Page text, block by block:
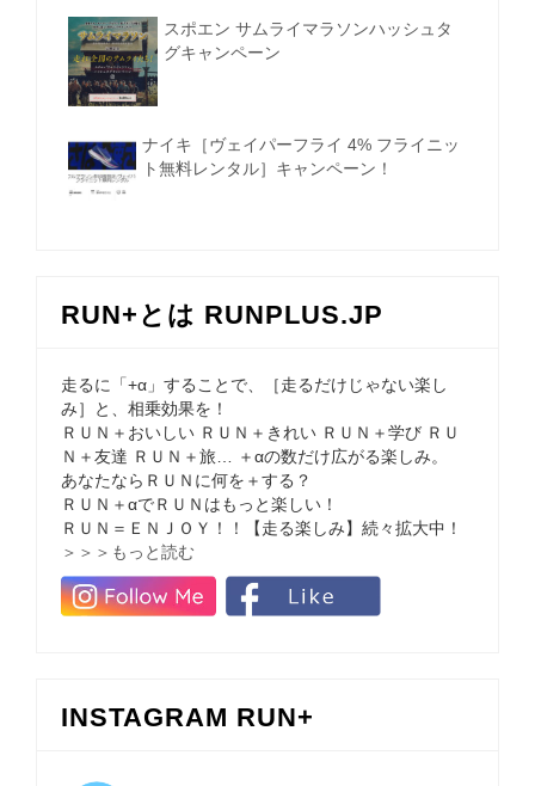
スポエン サムライマラソンハッシュタ
グキャンペーン
ナイキ［ヴェイパーフライ 4% フライニッ
ト無料レンタル］キャンペーン！
RUN+とは RUNPLUS.JP
走るに「+α」することで、［走るだけじゃない楽し
み］と、相乗効果を！
ＲＵＮ＋おいしい ＲＵＮ＋きれい ＲＵＮ＋学び ＲＵ
Ｎ＋友達 ＲＵＮ＋旅… ＋αの数だけ広がる楽しみ。
あなたならＲＵＮに何を＋する？
ＲＵＮ＋αでＲＵＮはもっと楽しい！
ＲＵＮ＝ＥＮＪＯＹ！！【走る楽しみ】続々拡大中！
＞＞＞もっと読む
INSTAGRAM RUN+